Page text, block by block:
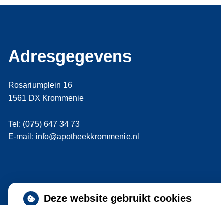
Adresgegevens
Rosariumplein 16
1561 DX Krommenie
Tel: (075) 647 34 73
E-mail: info@apotheekkrommenie.nl
Deze website gebruikt cookies